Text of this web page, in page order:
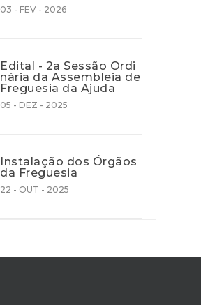
03 - FEV - 2026
Edital - 2a Sessão Ordi
nária da Assembleia de
Freguesia da Ajuda
05 - DEZ - 2025
Instalação dos Órgãos
da Freguesia
22 - OUT - 2025